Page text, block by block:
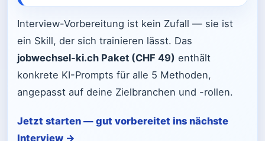
Interview-Vorbereitung ist kein Zufall — sie ist
ein Skill, der sich trainieren lässt. Das
jobwechsel-ki.ch Paket (CHF 49) enthält
konkrete KI-Prompts für alle 5 Methoden,
angepasst auf deine Zielbranchen und -rollen.
Jetzt starten — gut vorbereitet ins nächste
Interview →